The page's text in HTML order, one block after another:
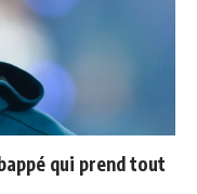
qui prend tout